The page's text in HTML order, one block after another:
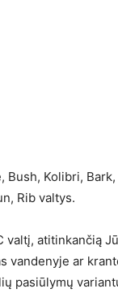
Bush, Kolibri,
Rib valtys.
valtį, atitinkančią
vandenyje ar
pasiūlymų